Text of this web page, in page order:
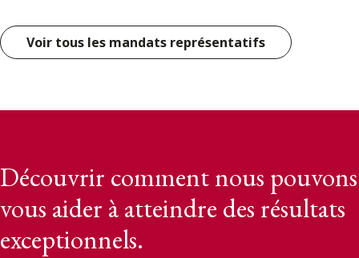
Voir tous les mandats représentatifs
Découvrir comment nous pouvons
vous aider à atteindre des résultats
exceptionnels.